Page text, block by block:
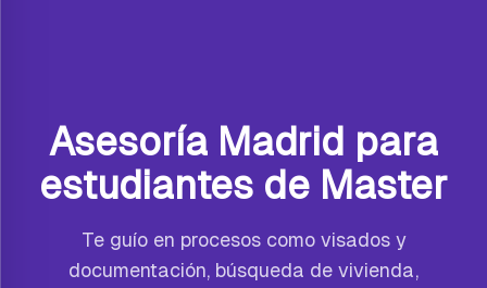
Asesoría Madrid para
estudiantes de Master
Te guío en procesos como visados y
documentación, búsqueda de vivienda,